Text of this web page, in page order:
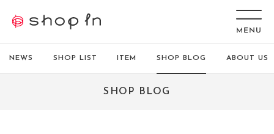
NEWS SHOP LIST ITEM SHOP BLOG ABOUT US
SHOP BLOG